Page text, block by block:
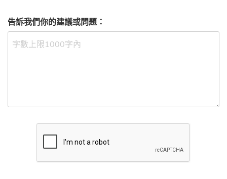
告訴我們你的建議或問題：